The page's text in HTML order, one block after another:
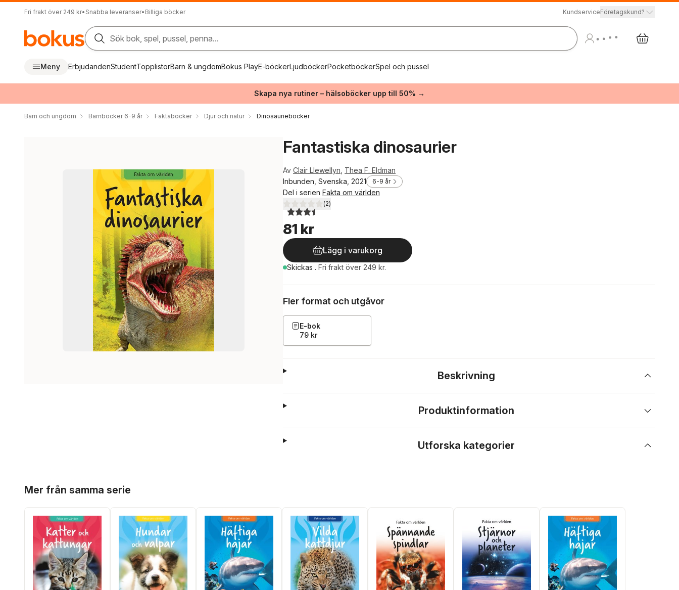
Fri frakt över 249 kr• Snabba leveranser• Billiga böcker KundserviceFöretagskund?
Sök bok, spel, pussel, penna...
Meny ErbjudandenStudentTopplistorBarn & ungdomBokus PlayE-böckerLjudböckerPocketböckerSpel och pussel
Skapa nya rutiner – hälsoböcker upp till 50% →
Barn och ungdom Barnböcker 6-9 år Faktaböcker Djur och natur Dinosaurieböcker
Fantastiska dinosaurier
Av Clair Llewellyn Thea F. Eldman
Inbunden, Svenska, 2021
6-9 år
Del i serien Fakta om världen
3,5utav 5 stjärnor. Totalt antal röster:
(2)
81 kr
Lägg i varukorg
Skickas . Fri frakt över 249 kr.
Fler format och utgåvor
E-bok
79 kr
Beskrivning
Produktinformation
Utforska kategorier
Mer från samma serie